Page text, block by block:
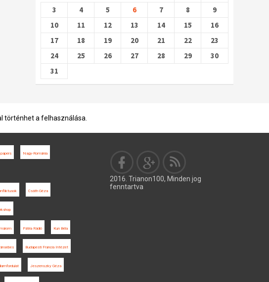
3
4 5 6 7 8
9
10
11 12 13 14 15
16
17
18 19 20 21 22
23
24
25 26 27 28 29
30
31
történhet a felhasználása.
papers Nagy-Románia
Csáth Géza
Pátria Rádió Kun Béla
Budapesti Francia Intézet
Jeszenszky Géza
2016. Trianon100, Minden jog
fenntartva